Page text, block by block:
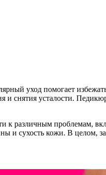
уход помогает
и снятия усталости.
к различным проблемам,
и сухость кожи. В целом,